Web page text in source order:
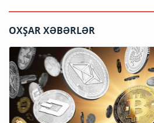
OXŞAR XƏBƏRLƏR